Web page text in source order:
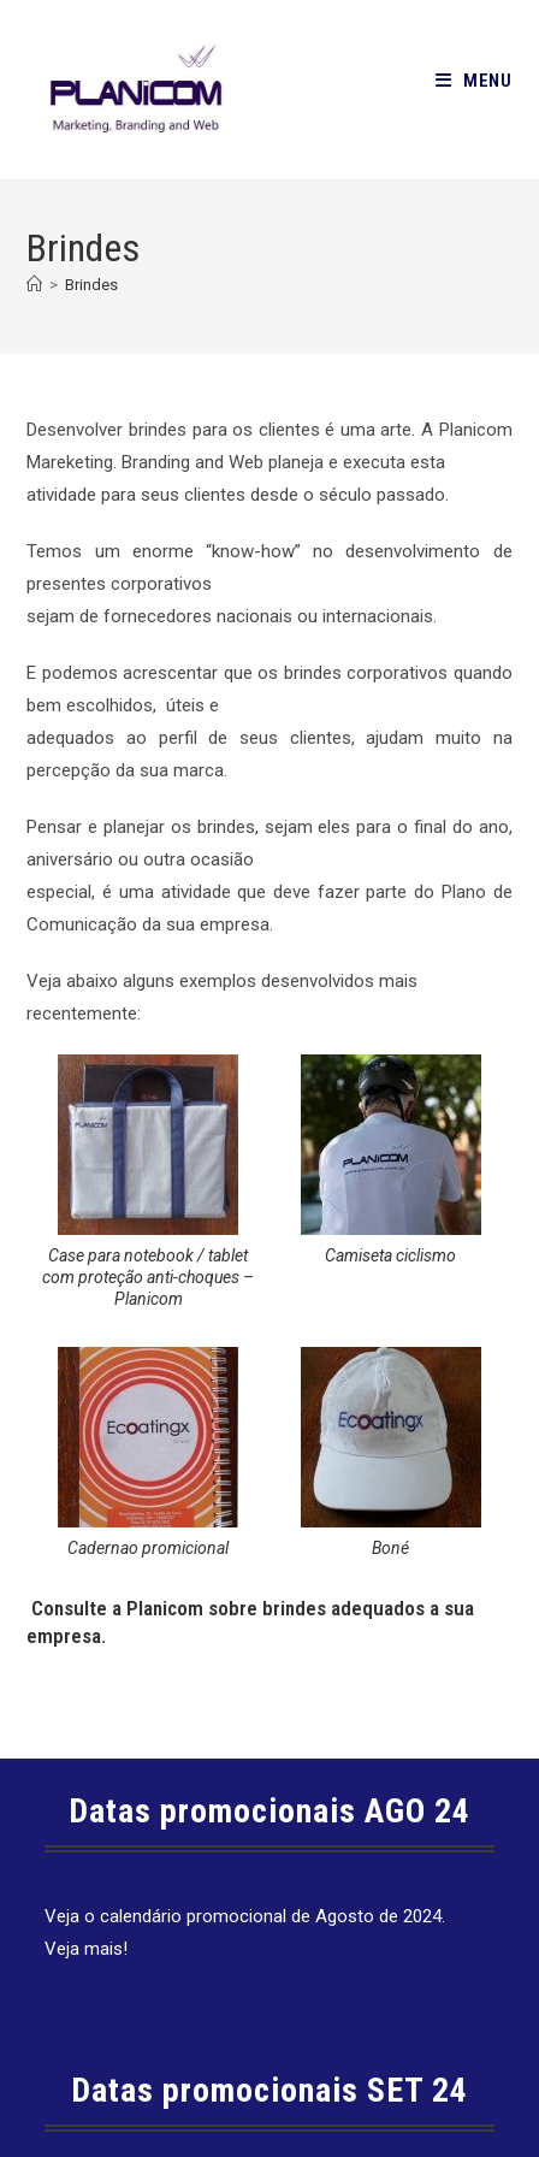
conteúdo
MENU
Brindes
> Brindes
Desenvolver brindes para os clientes é uma arte. A Planicom
Mareketing. Branding and Web planeja e executa esta
atividade para seus clientes desde o século passado.
Temos um enorme “know-how” no desenvolvimento de
presentes corporativos
sejam de fornecedores nacionais ou internacionais.
E podemos acrescentar que os brindes corporativos quando
bem escolhidos, úteis e
adequados ao perfil de seus clientes, ajudam muito na
percepção da sua marca.
Pensar e planejar os brindes, sejam eles para o final do ano,
aniversário ou outra ocasião
especial, é uma atividade que deve fazer parte do Plano de
Comunicação da sua empresa.
Veja abaixo alguns exemplos desenvolvidos mais
recentemente:
Case para notebook / tablet
com proteção anti-choques –
Planicom
Camiseta ciclismo
Cadernao promicional Boné
Consulte a Planicom sobre brindes adequados a sua
empresa.
Datas promocionais AGO 24
Veja o calendário promocional de Agosto de 2024.
Veja mais!
Datas promocionais SET 24